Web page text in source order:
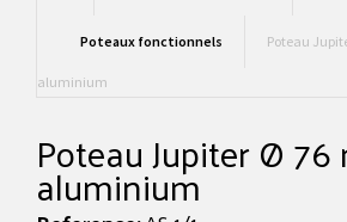
Poteaux fonctionnels Poteau
aluminium
Poteau Jupiter Ø
aluminium